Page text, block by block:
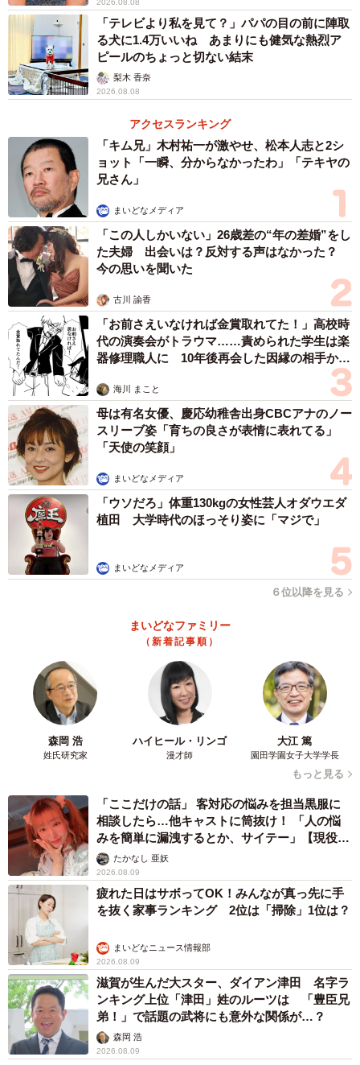
4/9
交番に立ち寄ったあんずちゃん（画像提供：すづきさん）
飼い主の、すづきさん（@suzukisan.and.anzuchan）によ
ると、あんずちゃんが交番に立ち寄るようになったのは7年
ほど前、2歳半くらいのころからだといいます。
「散歩のときは、いつも立ち寄るのがルーティンになって
います。交番には何人かおまわりさんがいて、この日もあ
んずちゃんをかわいがっていただきました」
当のあんずちゃんも、おまわりさんが大好き。このとき
も、とても楽しそうにしていたといいます。
「このあと、信号が変わるタイミングで帰途についたので
すが、途中、『帰らない！』と拒否状態になりました」
普段のあんずちゃんは、とてもおとなしく、人にも犬にも
フレンドリーなのだそう。
「特に人は大好き。散歩中に声をかけてくれた初対面の人
にも寝そべって撫でてアピールします」
あんずちゃんは今日もきっと、散歩先で出会う人たちとの
触れ合いを楽しんでいることでしょう。
「テレビより私を見て？」パパの目の前に陣取
る犬に1.4万いいね あまりにも健気な熱烈ア
ピールのちょっと切ない結末
梨木 香奈
2026.08.08
アクセスランキング
「キム兄」木村祐一が激やせ、松本人志と2シ
ョット「一瞬、分からなかったわ」「テキヤの
兄さん」
まいどなメディア
「この人しかいない」26歳差の“年の差婚”をし
た夫婦 出会いは？反対する声はなかった？
今の思いを聞いた
古川 諭香
「お前さえいなければ金賞取れてた！」高校時
代の演奏会がトラウマ……責められた学生は楽
器修理職人に 10年後再会した因縁の相手から
海川 まこと
母は有名女優、慶応幼稚舎出身CBCアナのノー
スリーブ姿「育ちの良さが表情に表れてる」
「天使の笑顔」
まいどなメディア
「ウソだろ」体重130kgの女性芸人オダウエダ
植田 大学時代のほっそり姿に「マジで」
まいどなメディア
６位以降を見る
まいどなファミリー
（新着記事順）
森岡 浩
姓氏研究家
ハイヒール・リンゴ
漫才師
大江 篤
園田学園女子大学学長
もっと見る
「ここだけの話」 客対応の悩みを担当黒服に
相談したら…他キャストに筒抜け！ 「人の悩
みを簡単に漏洩するとか、サイテー」【現役キ
ャストに取材】
たかなし 亜妖
2026.08.09
疲れた日はサボってOK！みんなが真っ先に手
を抜く家事ランキング 2位は「掃除」1位は？
まいどなニュース情報部
2026.08.09
滋賀が生んだ大スター、ダイアン津田 名字ラ
ンキング上位「津田」姓のルーツは 「豊臣兄
弟！」で話題の武将にも意外な関係が…？
森岡 浩
2026.08.09